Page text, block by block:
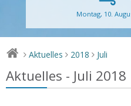
Montag, 10.
> Aktuelles > 2018 > Juli
Aktuelles - Juli 2018